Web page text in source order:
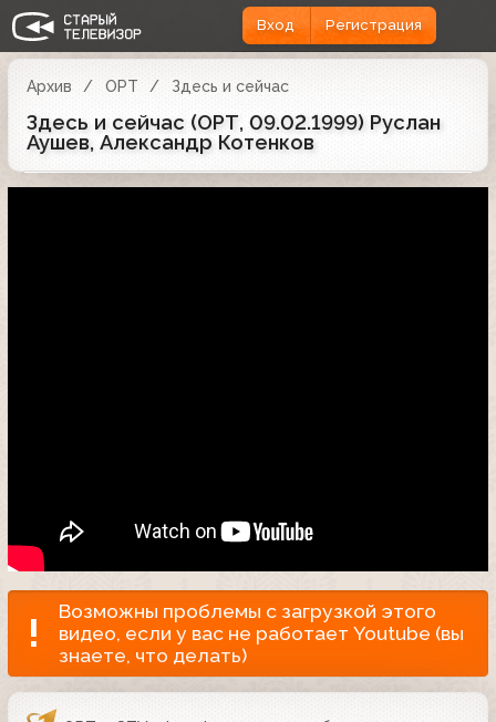
Вход Регистрация
Архив ОРТ Здесь и сейчас
Здесь и сейчас (ОРТ, 09.02.1999) Руслан
Аушев, Александр Котенков
Возможны проблемы с загрузкой этого
видео, если у вас не работает Youtube (вы
знаете, что делать)